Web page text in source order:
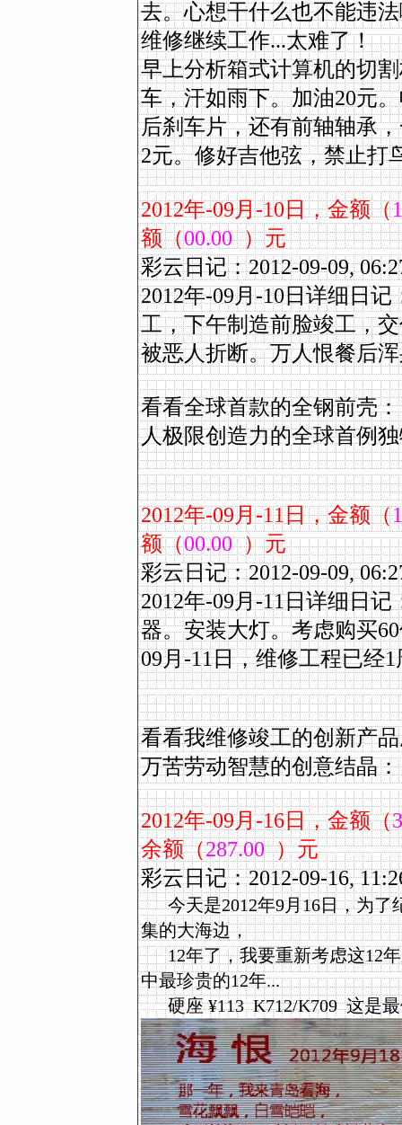
去。心想干什么也不能违
维修继续工作...太难了！
早上分析箱式计算机的切
车，汗如雨下。加油20元
后刹车片，还有前轴轴承
2元。修好吉他弦，禁止打
2012年-09月-10日，金额（
额（00.00）元
彩云日记：2012-09-09,
2012年-09月-10日详细日记
工，下午制造前脸竣工，
被恶人折断。万人恨餐后
看看全球首款的
人极限创造力的全球
2012年-09月-11日，金额（
额（00.00）元
彩云日记：2012-09-09,
2012年-09月-11日详细日记
器。安装大灯。考虑购买
09月-11日，维修工程已经
看看我维修竣工的
万苦劳动智慧的
2012年-09月-16日，金额（
余额（287.00）元
彩云日记：2012-09-16,
今天是2012年9月16日，为了
集的大海边，
12年了，我要重新考虑这12年
中最珍贵的12年...
硬座 ¥113 K712/K709 这是最